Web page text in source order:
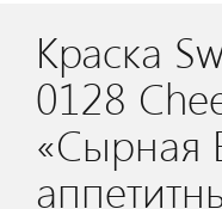
Краска
0128
«Сырная